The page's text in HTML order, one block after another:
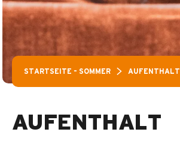
STARTSEITE – SOMMER AUFENTHALT
AUFENTHALT